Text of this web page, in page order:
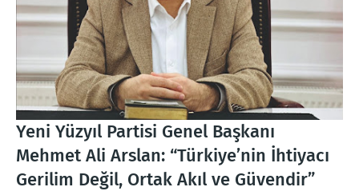
Yeni Yüzyıl Partisi Genel Başkanı
Mehmet Ali Arslan: “Türkiye’nin İhtiyacı
Gerilim Değil, Ortak Akıl ve Güvendir”